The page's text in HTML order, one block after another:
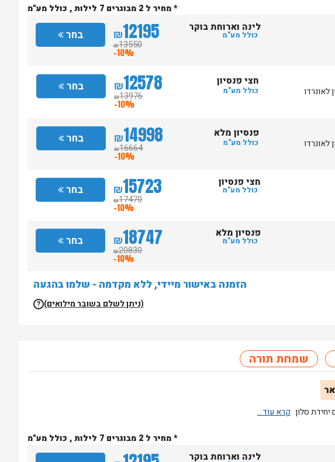
* מחיר ל 2 מבוגרים 7 לילות , כולל מע"מ
בחר ₪12195
₪13550
-10%
לינה וארוחת בוקר
כולל מע"מ
לאונרדו
בחר ₪12578
₪13976
-10%
חצי פנסיון
כולל מע"מ
לאונרדו
בחר ₪14998
₪16664
-10%
פנסיון מלא
כולל מע"מ
בחר ₪15723
₪17470
-10%
חצי פנסיון
כולל מע"מ
בחר ₪18747
₪20830
-10%
פנסיון מלא
כולל מע"מ
הזמנה באישור מיידי, ללא מקדמה - שלמו בהגעה
(ניתן לשלם בשובר מילואים) ?
שמחת תורה
* מחיר ל 2 מבוגרים 7 לילות , כולל מע"מ
לינה וארוחת בוקר